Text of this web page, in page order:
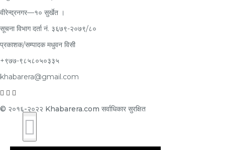
वीरेन्द्रनगर—१० सुर्खेत ।
सूचना विभाग दर्ता नं. ३६७९-२०७९/८०
प्रकाशक/सम्पादकमधुवन विसी
+९७७-९८५८०५०३३५
khabarera@gmail.com
© २०१६-२०२२ Khabarera.com सर्वाधिकार सुरक्षित